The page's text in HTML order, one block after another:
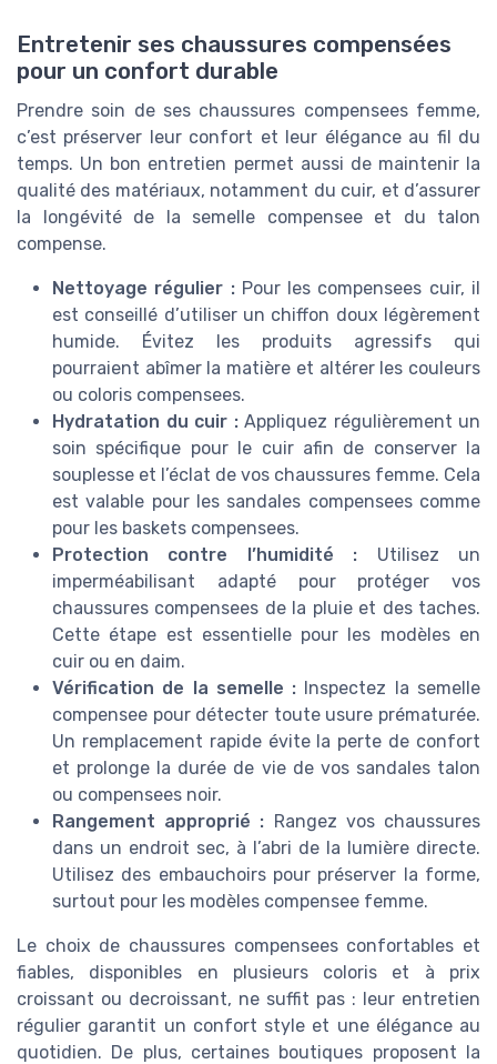
Entretenir ses chaussures compensées
pour un confort durable
Prendre soin de ses chaussures compensees femme,
c’est préserver leur confort et leur élégance au fil du
temps. Un bon entretien permet aussi de maintenir la
qualité des matériaux, notamment du cuir, et d’assurer
la longévité de la semelle compensee et du talon
compense.
Nettoyage régulier :Pour les compensees cuir, il
est conseillé d’utiliser un chiffon doux légèrement
humide. Évitez les produits agressifs qui
pourraient abîmer la matière et altérer les couleurs
ou coloris compensees.
Hydratation du cuir :Appliquez régulièrement un
soin spécifique pour le cuir afin de conserver la
souplesse et l’éclat de vos chaussures femme. Cela
est valable pour les sandales compensees comme
pour les baskets compensees.
Protection contre l’humidité : Utilisez un
imperméabilisant adapté pour protéger vos
chaussures compensees de la pluie et des taches.
Cette étape est essentielle pour les modèles en
cuir ou en daim.
Vérification de la semelle : Inspectez la semelle
compensee pour détecter toute usure prématurée.
Un remplacement rapide évite la perte de confort
et prolonge la durée de vie de vos sandales talon
ou compensees noir.
Rangement approprié : Rangez vos chaussures
dans un endroit sec, à l’abri de la lumière directe.
Utilisez des embauchoirs pour préserver la forme,
surtout pour les modèles compensee femme.
Le choix de chaussures compensees confortables et
fiables, disponibles en plusieurs coloris et à prix
croissant ou decroissant, ne suffit pas : leur entretien
régulier garantit un confort style et une élégance au
quotidien. De plus, certaines boutiques proposent la